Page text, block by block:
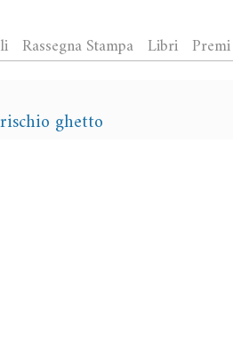
Rassegna Stampa Libri Premi
ghetto